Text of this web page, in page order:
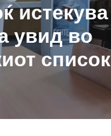
истекува
увид во
список